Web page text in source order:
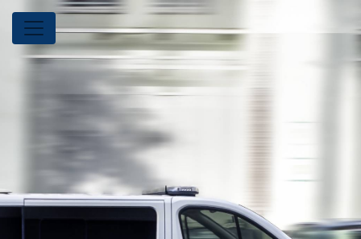
Panneau de gestion des cookies